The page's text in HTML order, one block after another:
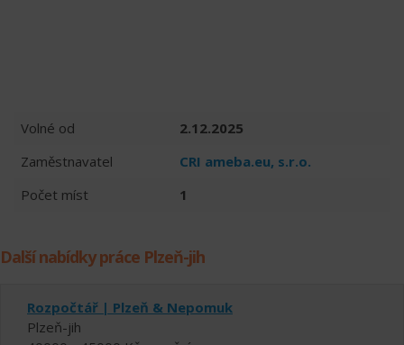
Volné od
2.12.2025
Zaměstnavatel
CRI ameba.eu, s.r.o.
Počet míst
1
Další nabídky práce Plzeň-jih
Rozpočtář | Plzeň & Nepomuk
Plzeň-jih